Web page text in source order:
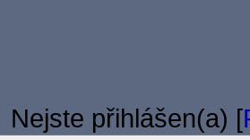
Nejste přihlášen(a) [